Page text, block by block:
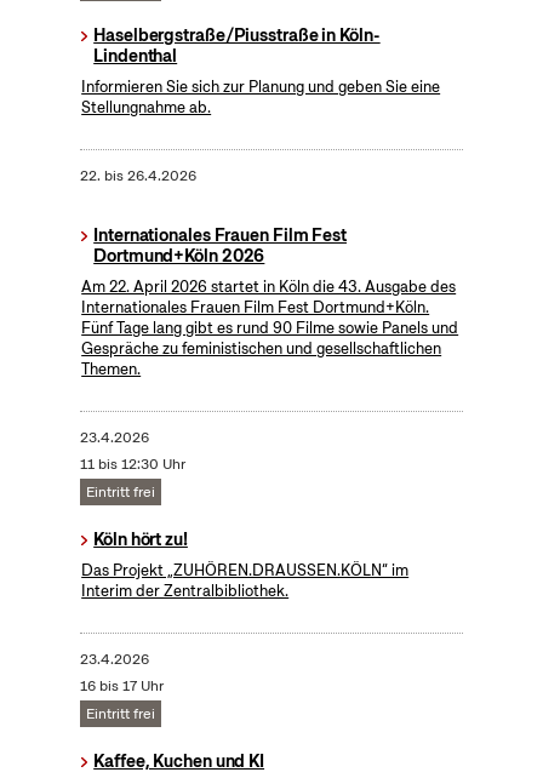
Haselbergstraße/Piusstraße in Köln-
Lindenthal
Informieren Sie sich zur Planung und geben Sie eine
Stellungnahme ab.
22. bis26.4.2026
Internationales Frauen Film Fest
Dortmund+Köln 2026
Am 22. April 2026 startet in Köln die 43. Ausgabe des
Internationales Frauen Film Fest Dortmund+Köln.
Fünf Tage lang gibt es rund 90 Filme sowie Panels und
Gespräche zu feministischen und gesellschaftlichen
Themen.
23.4.2026
11 bis 12:30 Uhr
Eintritt frei
Köln hört zu!
Das Projekt „ZUHÖREN.DRAUSSEN.KÖLN“ im
Interim der Zentralbibliothek.
23.4.2026
16 bis 17 Uhr
Eintritt frei
Kaffee, Kuchen und KI